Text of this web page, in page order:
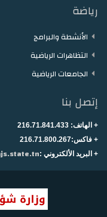
رياضة
الأنشطة والبرامج
التظاهرات الرياضية
الجامعات الرياضية
إتصل بنا
+ الهاتف: 216.71.841.433
+ فاكس:216.71.800.267
+ البريد الألكتروني :